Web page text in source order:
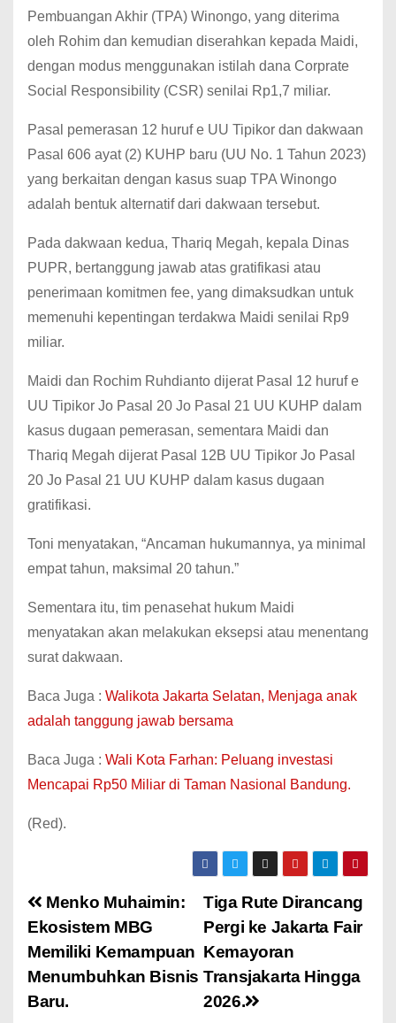
Pembuangan Akhir (TPA) Winongo, yang diterima
oleh Rohim dan kemudian diserahkan kepada Maidi,
dengan modus menggunakan istilah dana Corprate
Social Responsibility (CSR) senilai Rp1,7 miliar.
Pasal pemerasan 12 huruf e UU Tipikor dan dakwaan
Pasal 606 ayat (2) KUHP baru (UU No. 1 Tahun 2023)
yang berkaitan dengan kasus suap TPA Winongo
adalah bentuk alternatif dari dakwaan tersebut.
Pada dakwaan kedua, Thariq Megah, kepala Dinas
PUPR, bertanggung jawab atas gratifikasi atau
penerimaan komitmen fee, yang dimaksudkan untuk
memenuhi kepentingan terdakwa Maidi senilai Rp9
miliar.
Maidi dan Rochim Ruhdianto dijerat Pasal 12 huruf e
UU Tipikor Jo Pasal 20 Jo Pasal 21 UU KUHP dalam
kasus dugaan pemerasan, sementara Maidi dan
Thariq Megah dijerat Pasal 12B UU Tipikor Jo Pasal
20 Jo Pasal 21 UU KUHP dalam kasus dugaan
gratifikasi.
Toni menyatakan, “Ancaman hukumannya, ya minimal
empat tahun, maksimal 20 tahun.”
Sementara itu, tim penasehat hukum Maidi
menyatakan akan melakukan eksepsi atau menentang
surat dakwaan.
Baca Juga : Walikota Jakarta Selatan, Menjaga anak
adalah tanggung jawab bersama
Baca Juga : Wali Kota Farhan: Peluang investasi
Mencapai Rp50 Miliar di Taman Nasional Bandung.
(Red).
Tiga Rute Dirancang
Pergi ke Jakarta Fair
Kemayoran
Transjakarta Hingga
2026.
Menko Muhaimin:
Ekosistem MBG
Memiliki Kemampuan
Menumbuhkan Bisnis
Baru.